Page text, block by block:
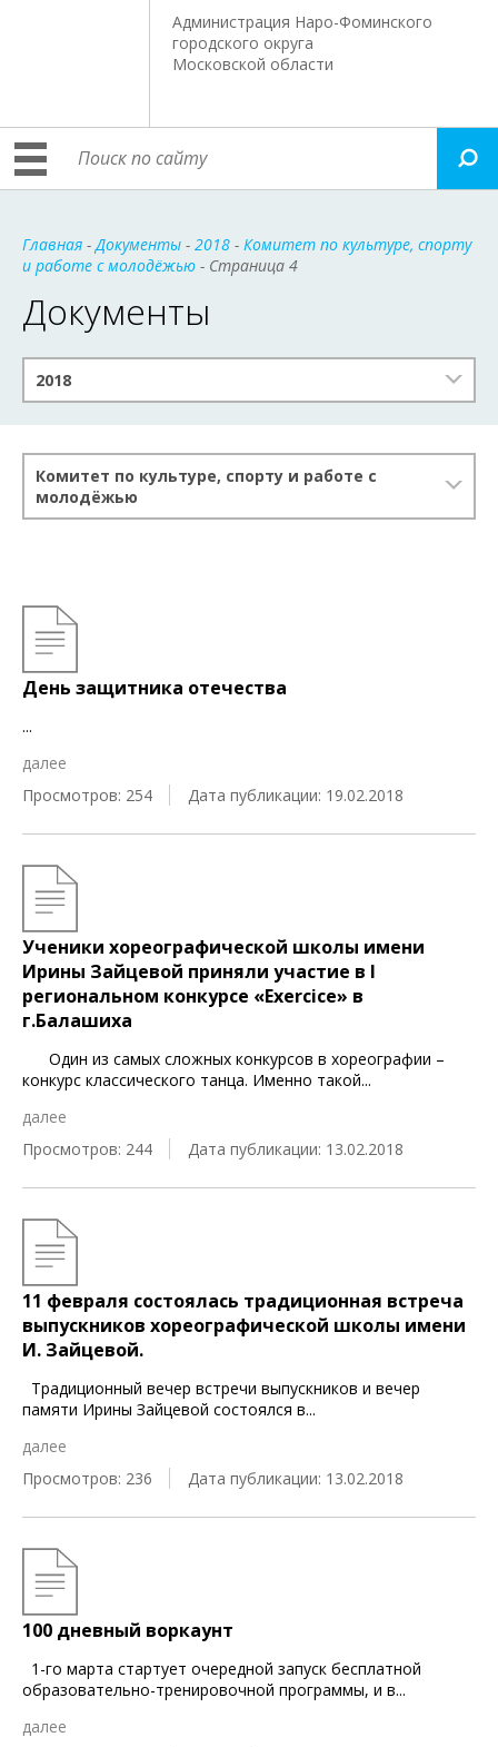
Администрация Наро-Фоминского
городского округа
Московской области
Главная -Документы - 2018 - Комитет по культуре, спорту
и работе с молодёжью - Страница 4
Документы
2018
Комитет по культуре, спорту и работе с
молодёжью
День защитника отечества
...
далее
Просмотров: 254
Дата публикации: 19.02.2018
Ученики хореографической школы имени
Ирины Зайцевой приняли участие в I
региональном конкурсе «Exercice» в
г.Балашиха
Один из самых сложных конкурсов в хореографии –
конкурс классического танца. Именно такой...
далее
Просмотров: 244
Дата публикации: 13.02.2018
11 февраля состоялась традиционная встреча
выпускников хореографической школы имени
И. Зайцевой.
Традиционный вечер встречи выпускников и вечер
памяти Ирины Зайцевой состоялся в...
далее
Просмотров: 236
Дата публикации: 13.02.2018
100 дневный воркаунт
1-го марта стартует очередной запуск бесплатной
образовательно-тренировочной программы, и в...
далее